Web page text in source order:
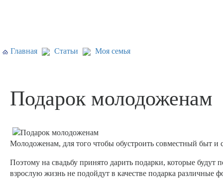
Главная Статьи Моя семья
Подарок молодоженам
Молодоженам, для того чтобы обустроить совместный быт и
Поэтому на свадьбу принято дарить подарки, которые будут
взрослую жизнь не подойдут в качестве подарка различные